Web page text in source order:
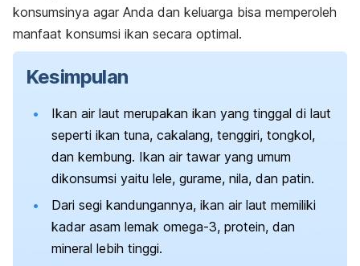
konsumsinya agar Anda dan keluarga bisa memperoleh
manfaat konsumsi ikan secara optimal.
Kesimpulan
Ikan air laut merupakan ikan yang tinggal di laut
seperti ikan tuna, cakalang, tenggiri, tongkol,
dan kembung. Ikan air tawar yang umum
dikonsumsi yaitu lele, gurame, nila, dan patin.
Dari segi kandungannya, ikan air laut memiliki
kadar asam lemak omega-3, protein, dan
mineral lebih tinggi.